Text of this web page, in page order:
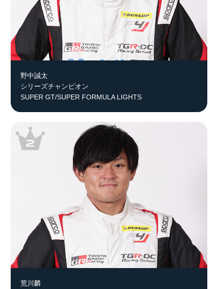
野中誠太
シリーズチャンピオン
SUPER GT/SUPER FORMULA LIGHTS
荒川麟